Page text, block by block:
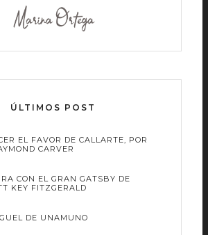
ÚLTIMOS POST
EL FAVOR DE CALLARTE, POR
CARVER
CON EL GRAN GATSBY DE
KEY FITZGERALD
DE UNAMUNO